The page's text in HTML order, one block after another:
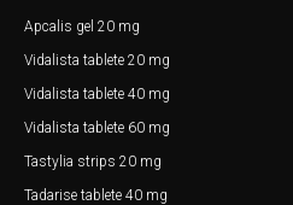
Apcalis gel 20 mg
Vidalista tablete 20 mg
Vidalista tablete 40 mg
Vidalista tablete 60 mg
Tastylia strips 20 mg
Tadarise tablete 40 mg